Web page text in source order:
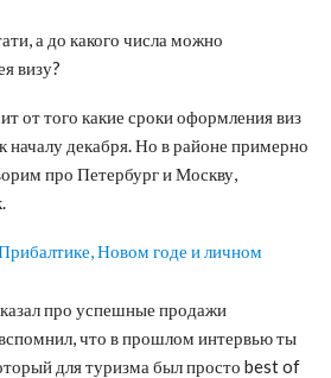
а до какого числа можно
визу?
от того какие сроки оформления виз
началу декабря. Но в районе примерно
про Петербург и Москву,
про успешные продажи
что в прошлом интервью ты
для туризма был просто best of